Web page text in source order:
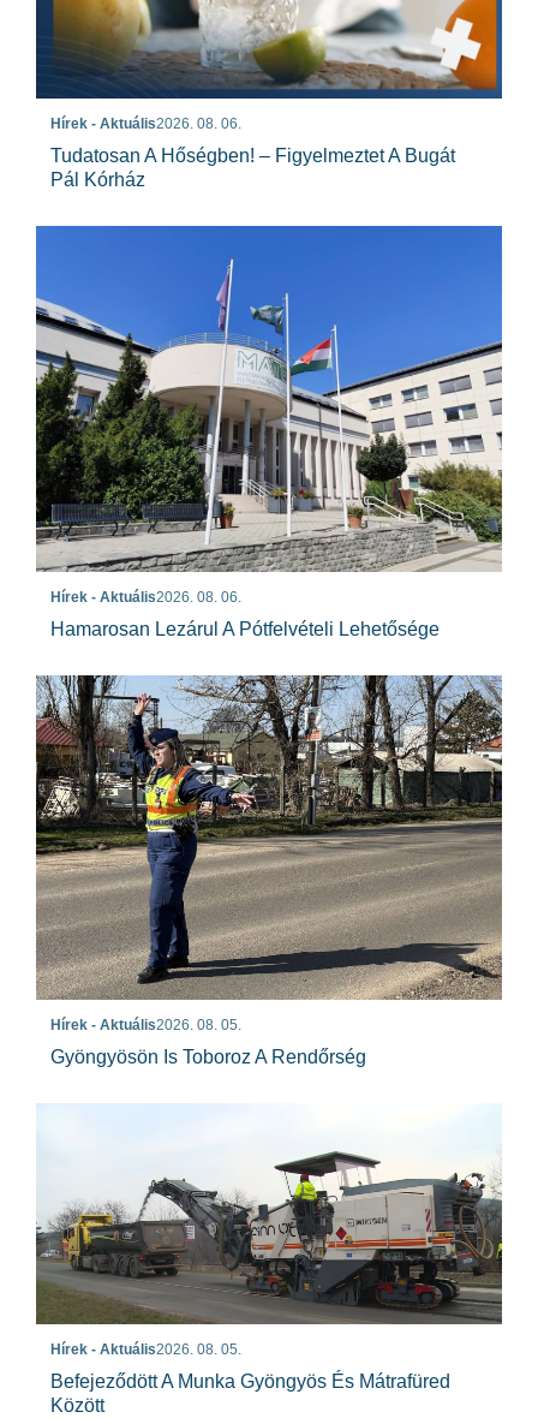
Hírek - Aktuális2026. 08. 06.
Tudatosan A Hőségben! – Figyelmeztet A Bugát
Pál Kórház
Hírek - Aktuális2026. 08. 06.
Hamarosan Lezárul A Pótfelvételi Lehetősége
Hírek - Aktuális2026. 08. 05.
Gyöngyösön Is Toboroz A Rendőrség
Hírek - Aktuális2026. 08. 05.
Befejeződött A Munka Gyöngyös És Mátrafüred
Között